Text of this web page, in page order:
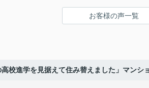
した。
投資家向けの販売方法をご提案
年月が経ち、子どもが高校進学
お客様の声一覧
校進学を見据えて住み替えました」マンシ